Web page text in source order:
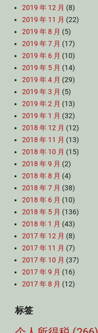
2019 年 12 月 (8)
2019 年 11 月 (22)
2019 年 8 月 (5)
2019 年 7 月 (17)
2019 年 6 月 (10)
2019 年 5 月 (14)
2019 年 4 月 (29)
2019 年 3 月 (5)
2019 年 2 月 (13)
2019 年 1 月 (32)
2018 年 12 月 (12)
2018 年 11 月 (13)
2018 年 10 月 (15)
2018 年 9 月 (2)
2018 年 8 月 (4)
2018 年 7 月 (38)
2018 年 6 月 (10)
2018 年 5 月 (136)
2018 年 1 月 (43)
2017 年 12 月 (8)
2017 年 11 月 (7)
2017 年 10 月 (37)
2017 年 9 月 (16)
2017 年 8 月 (12)
标签